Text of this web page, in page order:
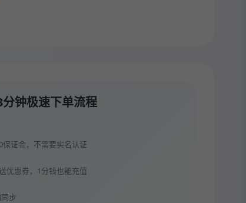
分钟极速下单流程
证金，不需要实名认证
优惠券，1分钱也能充值
步